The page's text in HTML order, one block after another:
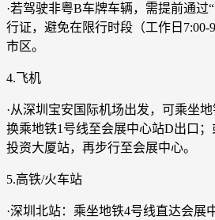
·若驾驶非粤B车牌车辆，需提前通过
行证，避免在限行时段（工作日7:00-
市区。
4.飞机
·从深圳宝安国际机场出发，可乘坐地
换乘地铁1号线至会展中心站D出口
投资大厦站，再步行至会展中心。
5.高铁/火车站
·深圳北站：乘坐地铁4号线直达会展